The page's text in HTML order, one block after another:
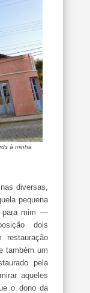
à minha
diversas,
pequena
para mim —
dois
também um
pela
aqueles
o dono da